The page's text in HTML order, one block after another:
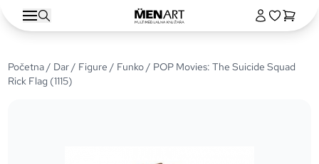
Početna/ Dar/ Figure / Funko/ POP Movies: The Suicide Squad
Rick Flag (1115)